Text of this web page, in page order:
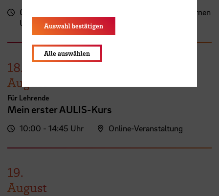
09:00 - 13:00
Uhr
Zentrum für Lehren und Lernen
(ZLL)
18.
August
Für Lehrende
Mein erster AULIS-Kurs
10:00 - 14:45 Uhr Online-Veranstaltung
19.
August
Auswahl bestätigen
Alle auswählen